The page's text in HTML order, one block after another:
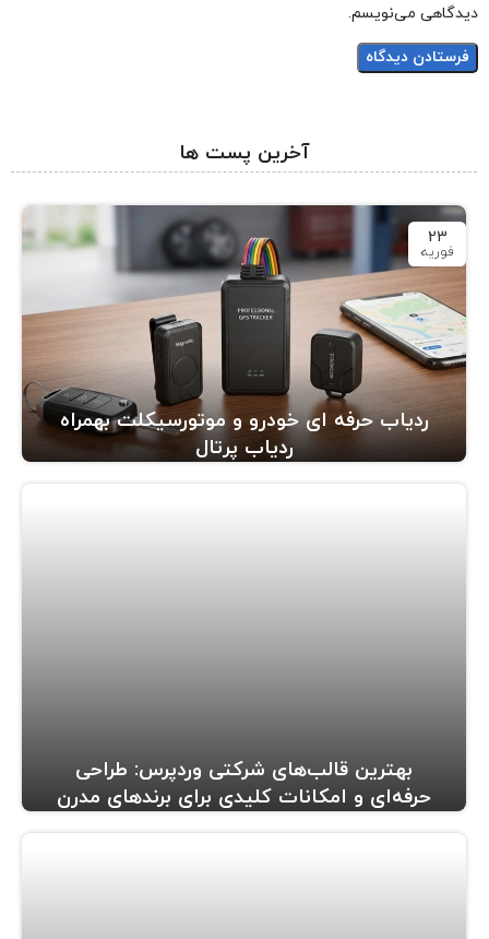
دیدگاهی می‌نویسم.
آخرین پست ها
23
فوریه
ردیاب حرفه ای خودرو و موتورسیکلت بهمراه
ردیاب پرتال
بهترین قالب‌های شرکتی وردپرس: طراحی
حرفه‌ای و امکانات کلیدی برای برندهای مدرن